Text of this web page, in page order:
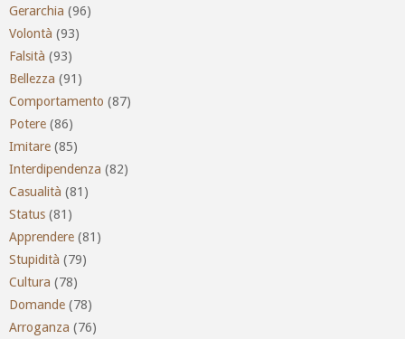
Gerarchia (96)
Volontà (93)
Falsità (93)
Bellezza (91)
Comportamento (87)
Potere (86)
Imitare (85)
Interdipendenza (82)
Casualità (81)
Status (81)
Apprendere (81)
Stupidità (79)
Cultura (78)
Domande (78)
Arroganza (76)